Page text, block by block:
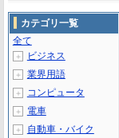
カテゴリ一覧
全て
＋ ビジネス
＋ 業界用語
＋ コンピュータ
＋ 電車
＋ 自動車・バイク